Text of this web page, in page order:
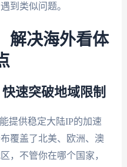
到类似问题。
解决海外看体
速突破地域限制
提供稳定大陆IP的加速
覆盖了北美、欧洲、澳
，不管你在哪个国家，